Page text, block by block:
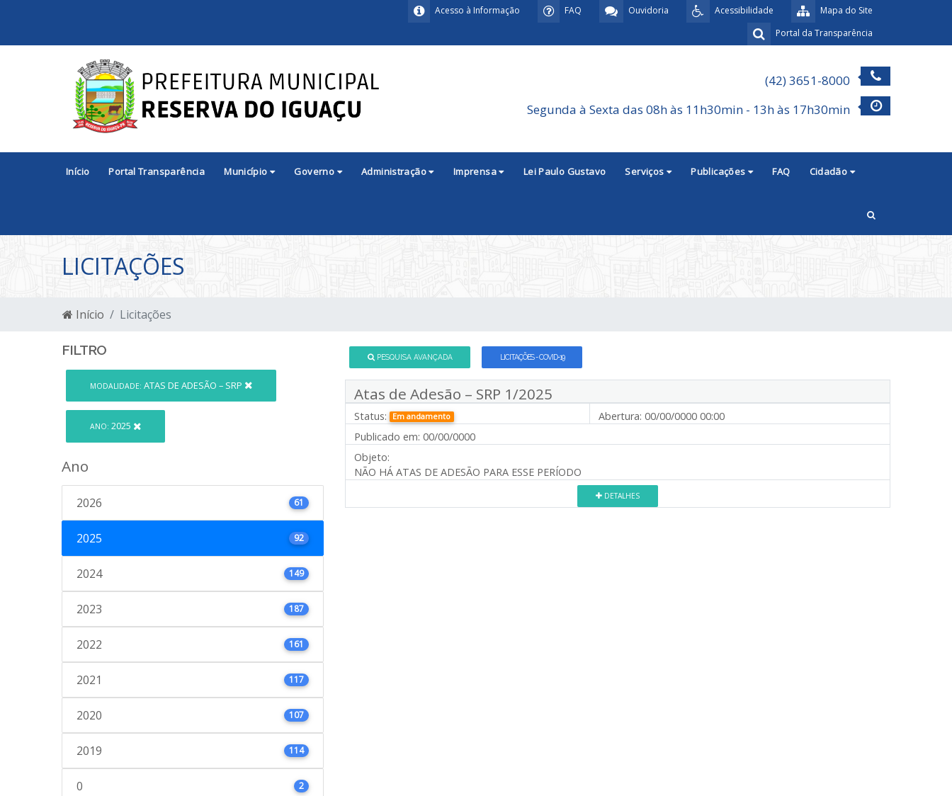
Mapa do Site
Acessibilidade
Ouvidoria
FAQ
Acesso à Informação
Portal da Transparência
(42) 3651-8000
Segunda à Sexta das 08h às 11h30min - 13h às 17h30min
Início Portal Transparência Município Governo Administração Imprensa Lei Paulo Gustavo Serviços Publicações FAQ Cidadão
LICITAÇÕES
Início Licitações
FILTRO
MODALIDADE: ATAS DE ADESÃO – SRP
ANO: 2025
Ano
2026 61
2025 92
2024 149
2023 187
2022 161
2021 117
2020 107
2019 114
0 2
PESQUISA AVANÇADA LICITAÇÕES - COVID-19
Atas de Adesão – SRP 1/2025
Status: Em andamento Abertura: 00/00/0000 00:00
Publicado em: 00/00/0000
Objeto:
NÃO HÁ ATAS DE ADESÃO PARA ESSE PERÍODO
DETALHES